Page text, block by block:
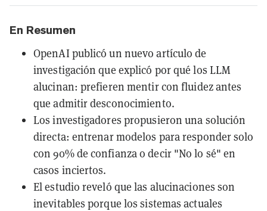
En Resumen
OpenAI publicó un nuevo artículo de
investigación que explicó por qué los LLM
alucinan: prefieren mentir con fluidez antes
que admitir desconocimiento.
Los investigadores propusieron una solución
directa: entrenar modelos para responder solo
con 90% de confianza o decir "No lo sé" en
casos inciertos.
El estudio reveló que las alucinaciones son
inevitables porque los sistemas actuales